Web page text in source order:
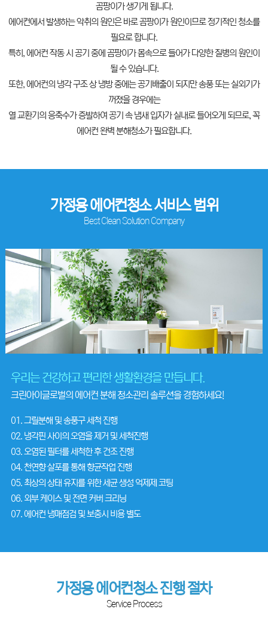
곰팡이가 생기게 됩니다.
에어컨에서 발생하는 악취의 원인은 바로 곰팡이가 원인이므로 정기적인 청소를
필요로 합니다.
특히, 에어컨 작동 시 공기 중에 곰팡이가 몸속으로 들어가 다양한 질병의 원인이
될 수 있습니다.
또한, 에어컨의 냉각 구조 상 냉방 중에는 공기배출이 되지만 송풍 또는 실외기가
꺼졌을 경우에는
열 교환기의 응축수가 증발하여 공기 속 냄새 입자가 실내로 들어오게 되므로, 꼭
에어컨 완벽 분해청소가 필요합니다.
가정용 에어컨청소 서비스 범위
Best Clean Solution Company
우리는 건강하고 편리한 생활환경을 만듭니다.
크린아이글로벌의 에어컨 분해 청소관리 솔루션을 경험하세요!
01. 그릴분해 및 송풍구 세척 진행
02. 냉각핀 사이의 오염을 제거 및 세척진행
03. 오염된 필터를 세척한 후 건조 진행
04. 천연향 살포를 통해 향균작업 진행
05. 최상의 상태 유지를 위한 세균 생성 억제제 코팅
06. 외부 케이스 및 전면 커버 크리닝
07. 에어컨 냉매점검 및 보충시 비용 별도
가정용 에어컨청소 진행 절차
Service Process